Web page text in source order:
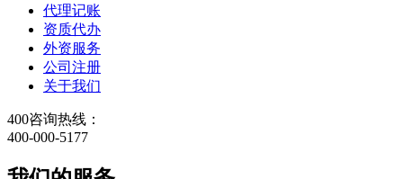
代理记账
资质代办
外资服务
公司注册
关于我们
400咨询热线：
400-000-5177